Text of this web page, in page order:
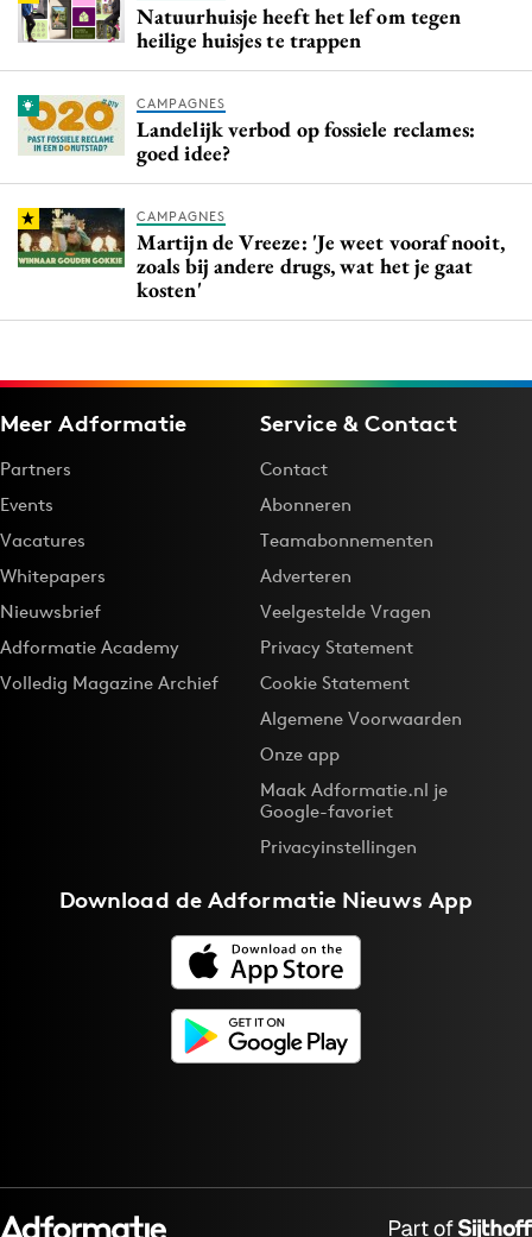
Natuurhuisje heeft het lef om tegen
heilige huisjes te trappen
CAMPAGNES
Landelijk verbod op fossiele reclames:
goed idee?
CAMPAGNES
Martijn de Vreeze: 'Je weet vooraf nooit,
zoals bij andere drugs, wat het je gaat
kosten'
Meer Adformatie
Partners
Events
Vacatures
Whitepapers
Nieuwsbrief
Adformatie Academy
Volledig Magazine Archief
Service & Contact
Contact
Abonneren
Teamabonnementen
Adverteren
Veelgestelde Vragen
Privacy Statement
Cookie Statement
Algemene Voorwaarden
Onze app
Maak Adformatie.nl je
Google-favoriet
Privacyinstellingen
Download deAdformatie Nieuws App